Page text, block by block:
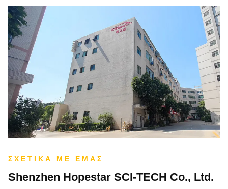
ΣΧΕΤΙΚΆ ΜΕ ΕΜΆΣ
Shenzhen Hopestar SCI-TECH Co., Ltd.